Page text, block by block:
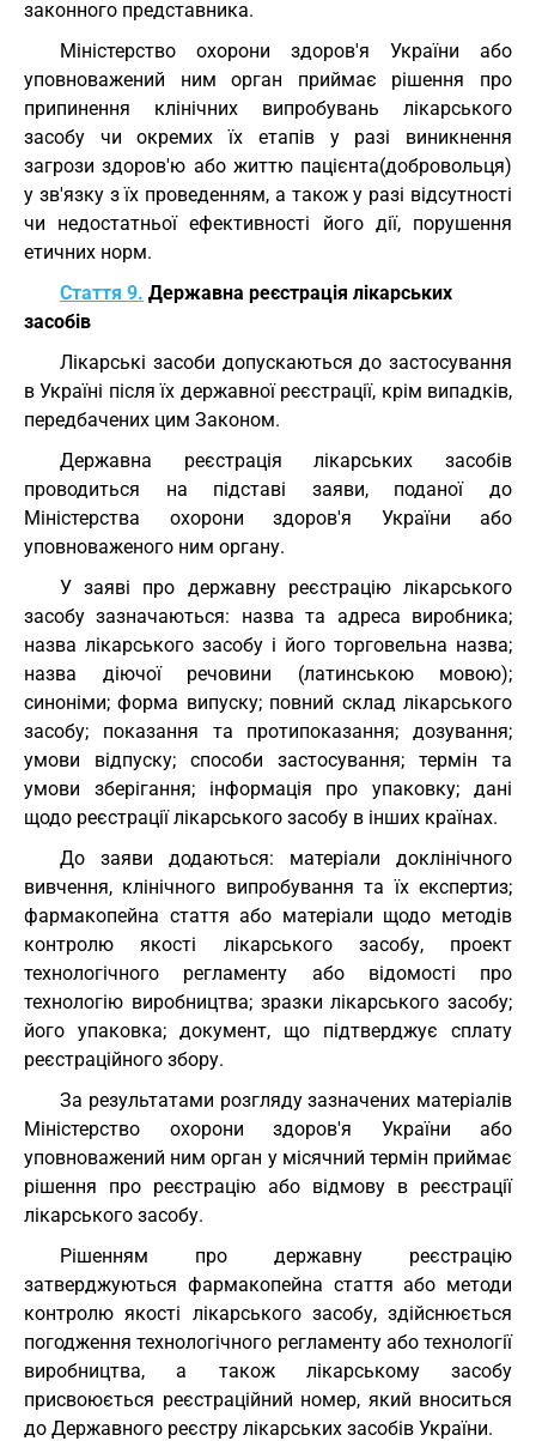
законного представника.
Міністерство охорони здоров'я України або
уповноважений ним орган приймає рішення про
припинення клінічних випробувань лікарського
засобу чи окремих їх етапів у разі виникнення
загрози здоров'ю або життю пацієнта(добровольця)
у зв'язку з їх проведенням, а також у разі відсутності
чи недостатньої ефективності його дії, порушення
етичних норм.
Стаття 9. Державна реєстрація лікарських
засобів
Лікарські засоби допускаються до застосування
в Україні після їх державної реєстрації, крім випадків,
передбачених цим Законом.
Державна реєстрація лікарських засобів
проводиться на підставі заяви, поданої до
Міністерства охорони здоров'я України або
уповноваженого ним органу.
У заяві про державну реєстрацію лікарського
засобу зазначаються: назва та адреса виробника;
назва лікарського засобу і його торговельна назва;
назва діючої речовини (латинською мовою);
синоніми; форма випуску; повний склад лікарського
засобу; показання та протипоказання; дозування;
умови відпуску; способи застосування; термін та
умови зберігання; інформація про упаковку; дані
щодо реєстрації лікарського засобу в інших країнах.
До заяви додаються: матеріали доклінічного
вивчення, клінічного випробування та їх експертиз;
фармакопейна стаття або матеріали щодо методів
контролю якості лікарського засобу, проект
технологічного регламенту або відомості про
технологію виробництва; зразки лікарського засобу;
його упаковка; документ, що підтверджує сплату
реєстраційного збору.
За результатами розгляду зазначених матеріалів
Міністерство охорони здоров'я України або
уповноважений ним орган у місячний термін приймає
рішення про реєстрацію або відмову в реєстрації
лікарського засобу.
Рішенням про державну реєстрацію
затверджуються фармакопейна стаття або методи
контролю якості лікарського засобу, здійснюється
погодження технологічного регламенту або технології
виробництва, а також лікарському засобу
присвоюється реєстраційний номер, який вноситься
до Державного реєстру лікарських засобів України.